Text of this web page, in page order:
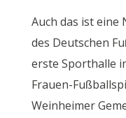
Auch das ist eine
des Deutschen
erste Sporthalle
Frauen-
Weinheimer